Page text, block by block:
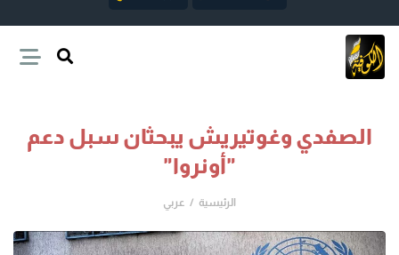
الصفدي وغوتيريش يبحثان سبل دعم
"أونروا"
الرئيسية عربي